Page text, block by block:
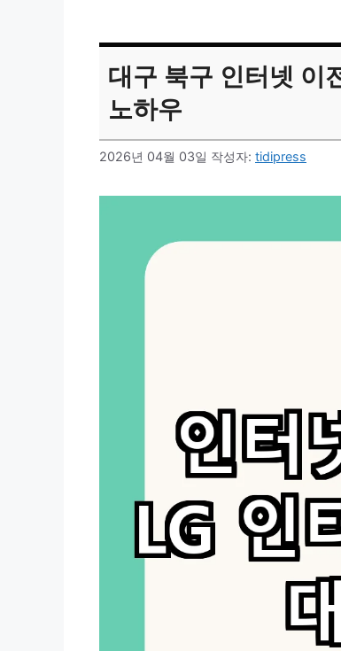
대구 북구 인터넷 이
노하우
2026년 04월 03일 작성자: tidipress